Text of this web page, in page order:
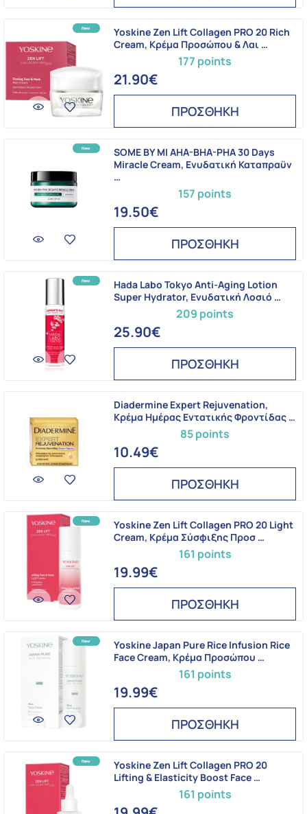
177 points
Yoskine Zen Lift Collagen PRO 20 Rich
Cream, Kρέμα Προσώπου & Λαι …
21.90€
ΠΡΟΣΘΗΚΗ
157 points
SOME BY MI AHA-BHA-PHA 30 Days
Miracle Cream, Ενυδατική Καταπραϋν
…
19.50€
ΠΡΟΣΘΗΚΗ
209 points
Hada Labo Tokyo Anti-Aging Lotion
Super Hydrator, Ενυδατική Λοσιό …
25.90€
ΠΡΟΣΘΗΚΗ
85 points
Diadermine Expert Rejuvenation,
Κρέμα Ημέρας Εντατικής Φροντίδας …
10.49€
ΠΡΟΣΘΗΚΗ
161 points
Yoskine Zen Lift Collagen PRO 20 Light
Cream, Κρέμα Σύσφιξης Προσ …
19.99€
ΠΡΟΣΘΗΚΗ
161 points
Yoskine Japan Pure Rice Infusion Rice
Face Cream, Κρέμα Προσώπου …
19.99€
ΠΡΟΣΘΗΚΗ
161 points
Yoskine Zen Lift Collagen PRO 20
Lifting & Elasticity Boost Face …